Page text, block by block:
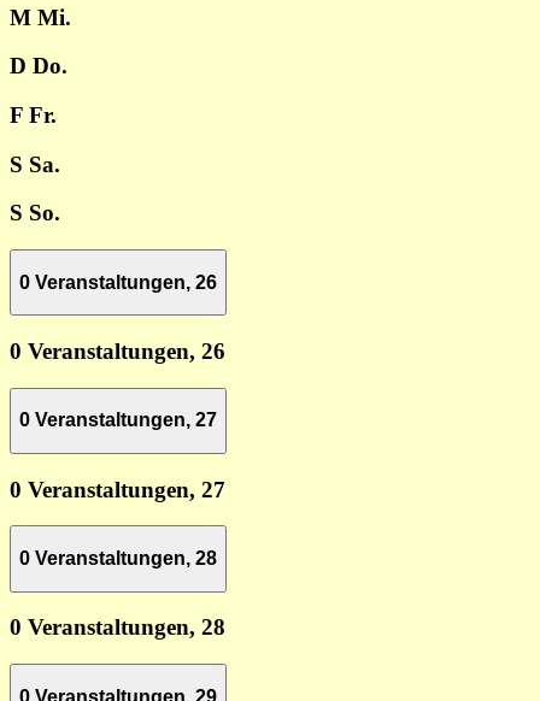
M Mi.
D Do.
F Fr.
S Sa.
S So.
0 Veranstaltungen, 26
0 Veranstaltungen, 26
0 Veranstaltungen, 27
0 Veranstaltungen, 27
0 Veranstaltungen, 28
0 Veranstaltungen, 28
0 Veranstaltungen, 29